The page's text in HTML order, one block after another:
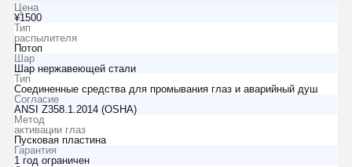
Цена
¥1500
Тип
распылителя
Потоп
Шар
Шар нержавеющей стали
Тип
Соединенные средства для промывания глаз и аварийный душ
Согласие
ANSI Z358.1.2014 (OSHA)
Метод
активации глаз
Пусковая пластина
Гарантия
1 год ограничен